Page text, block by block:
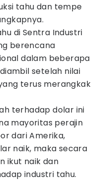
tahu dan tempe
di Sentra Industri
berencana
dalam beberapa
setelah nilai
terus merangkak
terhadap dolar ini
mayoritas perajin
dari Amerika,
naik, maka secara
ikut naik dan
industri tahu.